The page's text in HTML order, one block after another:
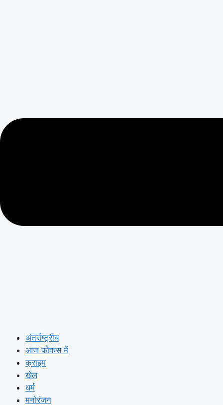
अंतर्राष्ट्रीय
आज फोकस में
क्राइम
खेल
धर्म
मनोरंजन